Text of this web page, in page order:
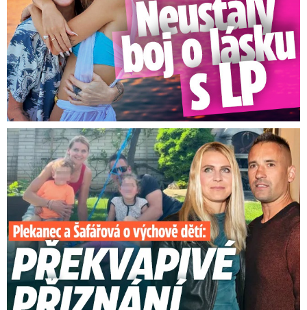
Plekanec a Šafářová o výchově dětí: Překvapivé přiznání